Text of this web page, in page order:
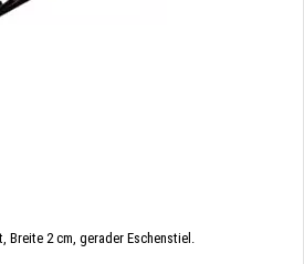
Breite 2 cm, gerader Eschenstiel.